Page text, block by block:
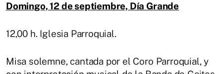
Domingo, 12 de septiembre, Día Grande
12,00 h. Iglesia Parroquial.
Misa solemne, cantada por el Coro Parroquial, y